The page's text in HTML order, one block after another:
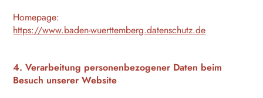
Homepage:
https://www.baden-wuerttemberg.datenschutz.de
4. Verarbeitung personenbezogener Daten beim
Besuch unserer Website